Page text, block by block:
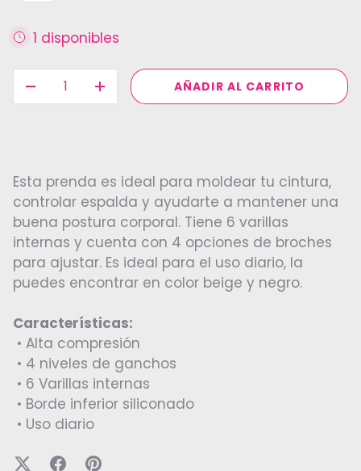
1 disponibles
DISMINUIR CANTIDAD
AUMENTAR LA CANTIDAD
AÑADIR AL CARRITO
Esta prenda es ideal para moldear tu cintura,
controlar espalda y ayudarte a mantener una
buena postura corporal. Tiene 6 varillas
internas y cuenta con 4 opciones de broches
para ajustar. Es ideal para el uso diario, la
puedes encontrar en color beige y negro.
Características:
• Alta compresión
• 4 niveles de ganchos
• 6 Varillas internas
• Borde inferior siliconado
• Uso diario